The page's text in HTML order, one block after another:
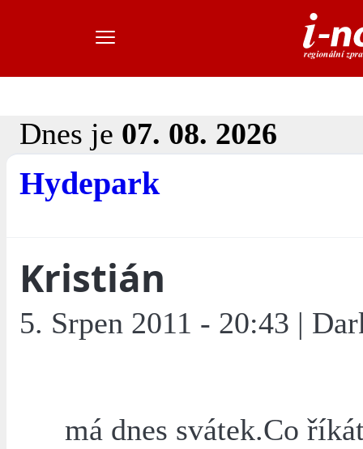
Dnes je 07. 08. 2026
Hydepark
Kristián
5. Srpen 2011 - 20:43 |
má dnes svátek.Co